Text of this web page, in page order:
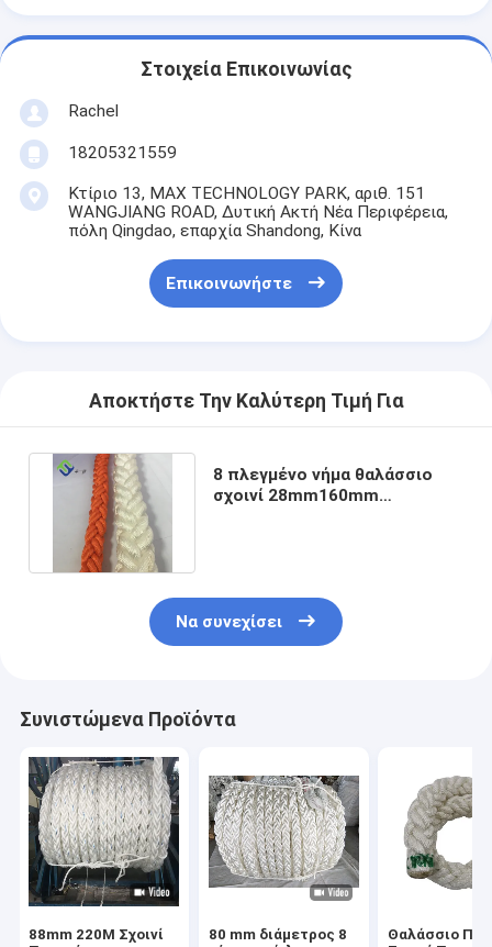
Στοιχεία Επικοινωνίας
Rachel
18205321559
Κτίριο 13, MAX TECHNOLOGY PARK, αριθ. 151
WANGJIANG ROAD, Δυτική Ακτή Νέα Περιφέρεια,
πόλη Qingdao, επαρχία Shandong, Κίνα
Επικοινωνήστε
Αποκτήστε Την Καλύτερη Τιμή Για
8 πλεγμένο νήμα θαλάσσιο
σχοινί 28mm160mm
Να συνεχίσει
Συνιστώμενα Προϊόντα
88mm 220M Σχοινί
80 mm διάμετρος 8
Θαλάσσιο